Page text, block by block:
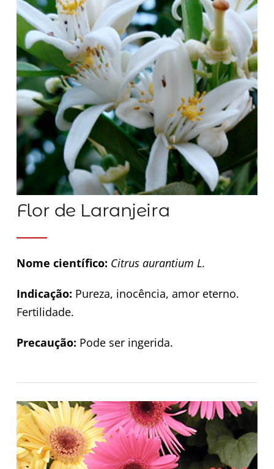
Flor de Laranjeira
Nome científico: Citrus aurantium L.
Indicação: Pureza, inocência, amor eterno.
Fertilidade.
Precaução: Pode ser ingerida.